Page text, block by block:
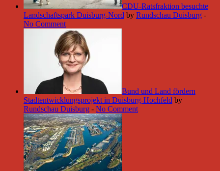
CDU-Ratsfraktion besuchte
Landschaftspark Duisburg-Nord by Rundschau Duisburg -
No Comment
Bund und Land fördern
Stadtentwicklungsprojekt in Duisburg-Hochfeld by
Rundschau Duisburg - No Comment